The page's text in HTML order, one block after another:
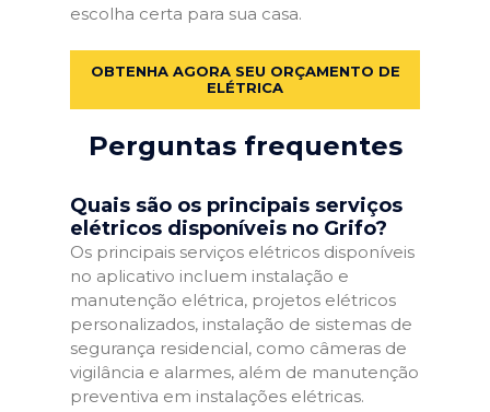
escolha certa para sua casa.
OBTENHA AGORA SEU ORÇAMENTO DE
ELÉTRICA
Perguntas frequentes
Quais são os principais serviços
elétricos disponíveis no Grifo?
Os principais serviços elétricos disponíveis
no aplicativo incluem instalação e
manutenção elétrica, projetos elétricos
personalizados, instalação de sistemas de
segurança residencial, como câmeras de
vigilância e alarmes, além de manutenção
preventiva em instalações elétricas.